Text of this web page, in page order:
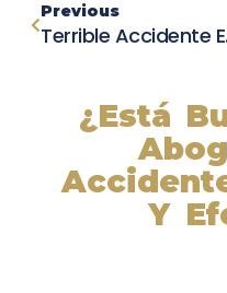
Previous
Terrible
¿Está
Y